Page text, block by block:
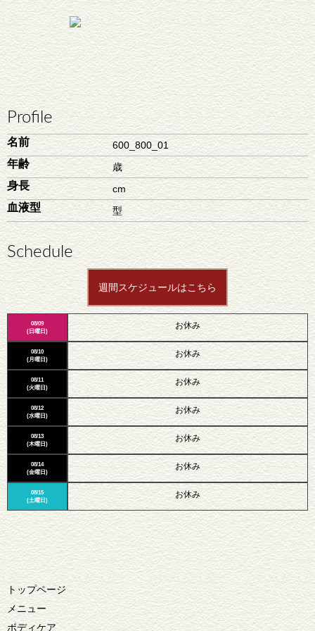
Profile
名前 600_800_01
年齢 歳
身長 cm
血液型 型
Schedule
週間スケジュールはこちら
08/09
(日曜日)
08/10
(月曜日)
08/11
(火曜日)
08/12
(水曜日)
08/13
(木曜日)
08/14
(金曜日)
08/15
(土曜日)
お休み
お休み
お休み
お休み
お休み
お休み
お休み
トップページ
メニュー
ボディケア